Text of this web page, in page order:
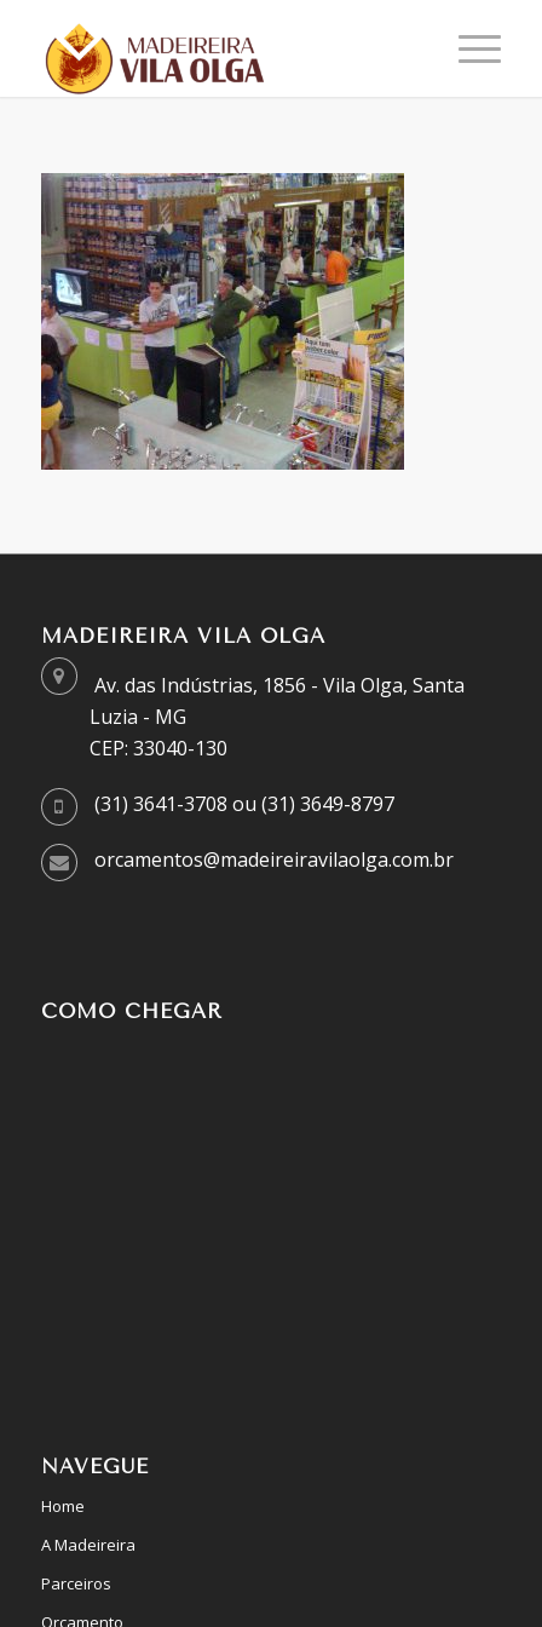
MADEIREIRA VILA OLGA
Av. das Indústrias, 1856 - Vila Olga, Santa
Luzia - MG
CEP: 33040-130
(31) 3641-3708 ou (31) 3649-8797
orcamentos@madeireiravilaolga.com.br
COMO CHEGAR
NAVEGUE
Home
A Madeireira
Parceiros
Orçamento